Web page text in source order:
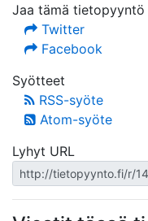
Jaa tämä tietopyyntö
Twitter
Facebook
Syötteet
RSS-syöte
Atom-syöte
Lyhyt URL